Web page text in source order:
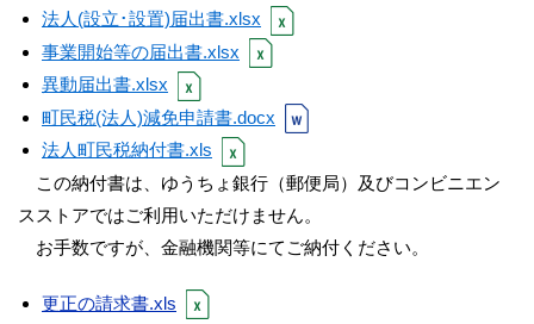
法人(設立･設置)届出書.xlsx
事業開始等の届出書.xlsx
異動届出書.xlsx
町民税(法人)減免申請書.docx
法人町民税納付書.xls
この納付書は、ゆうちょ銀行（郵便局）及びコンビニエン
スストアではご利用いただけません。
お手数ですが、金融機関等にてご納付ください。
更正の請求書.xls